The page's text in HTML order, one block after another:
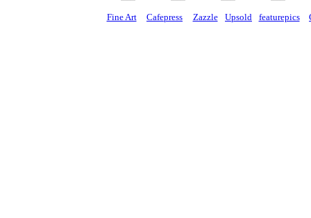
Fine Art Cafepress Zazzle Upsold featurepics